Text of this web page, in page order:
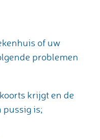
of uw
problemen
krijgt en de
pussig is;